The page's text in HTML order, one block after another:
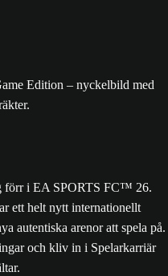
förr i EA SPORTS FC™ 26.
ett helt nytt internationellt
autentiska arenor att spela på.
och kliv in i Spelarkarriär